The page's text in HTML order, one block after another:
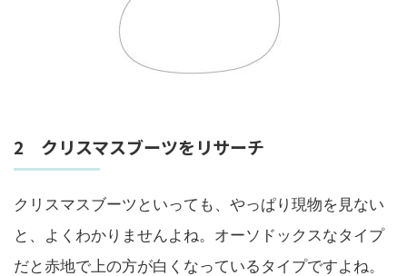
2 クリスマスブーツをリサーチ
クリスマスブーツといっても、やっぱり現物を見ない
と、よくわかりませんよね。オーソドックスなタイプ
だと赤地で上の方が白くなっているタイプですよね。